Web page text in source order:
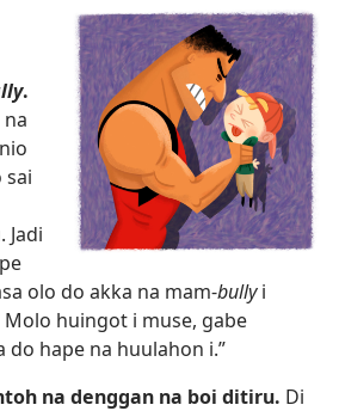
.
sai
Jadi
olo do akka na mam-bullyi
huingot i muse, gabe
do hape na huulahon i.”
na denggan na boi ditiru. Di